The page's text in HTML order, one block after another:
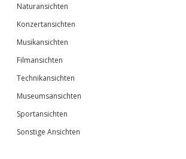
Naturansichten
Konzertansichten
Musikansichten
Filmansichten
Technikansichten
Museumsansichten
Sportansichten
Sonstige Ansichten